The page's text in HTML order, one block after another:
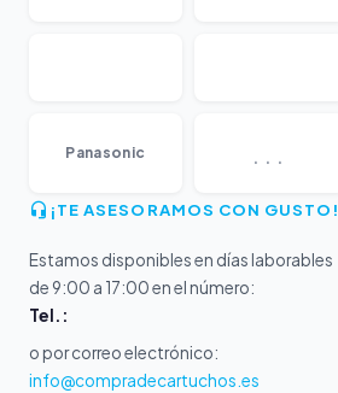
Panasonic ...
¡TE ASESORAMOS CON GUSTO!
Estamos disponibles en días laborables
de 9:00 a 17:00 en el número:
Tel.:
o por correo electrónico:
info@compradecartuchos.es